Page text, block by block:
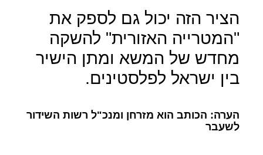
הציר הזה יכול גם לספק את
"המטרייה האזורית" להשקה
מחדש של המשא ומתן הישיר
בין ישראל לפלסטינים.
הערה: הכותב הוא מזרחן ומנכ"ל רשות השידור
לשעבר